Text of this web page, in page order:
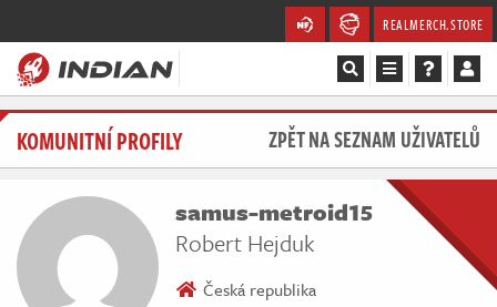
REALMERCH.STORE
Magazín
Videa
Soutěže
KOMUNITNÍ PROFILY ZPĚT NA SEZNAM UŽIVATELŮ
samus-metroid15
Robert Hejduk
Česká republika